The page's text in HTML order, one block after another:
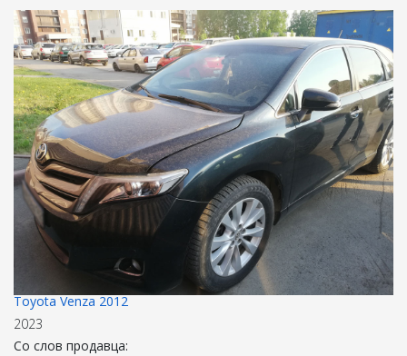
Toyota Venza 2012
2023
Со слов продавца: